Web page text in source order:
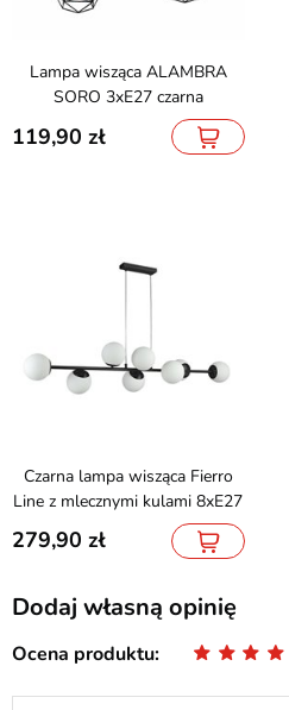
Lampa wisząca ALAMBRA
SORO 3xE27 czarna
119,90
Czarna lampa wisząca Fierro
Line z mlecznymi kulami 8xE27
279,90
Dodaj własną opinię
Ocena produktu